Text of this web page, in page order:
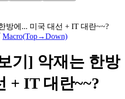
방에... 미국 대선 + IT 대란~~?
Macro(Top→Down)
기] 악재는 한방
+ IT 대란~~?